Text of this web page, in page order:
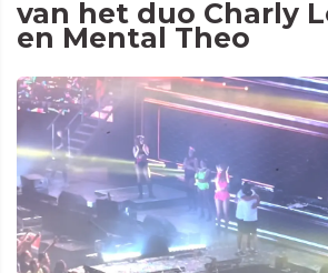
van het duo Charly
en Mental Theo